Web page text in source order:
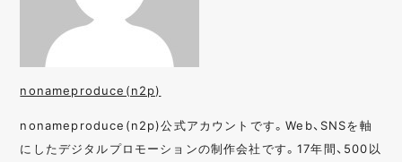
nonameproduce(n2p)
nonameproduce(n2p)公式アカウントです。Web、SNSを軸
にしたデジタルプロモーションの制作会社です。17年間、500以